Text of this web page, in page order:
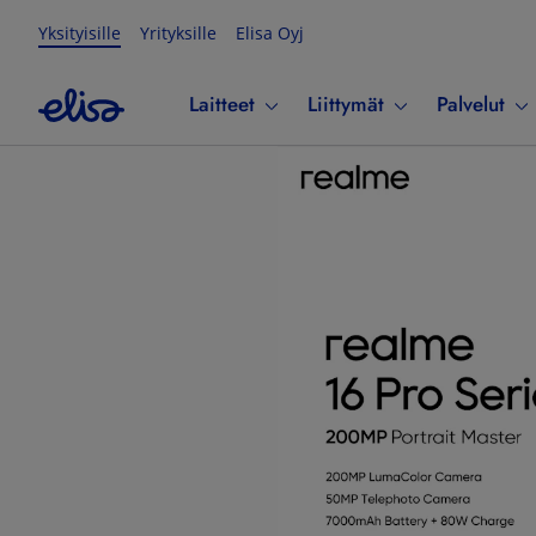
Yksityisille Yrityksille Elisa Oyj
Laitteet Liittymät Palvelut